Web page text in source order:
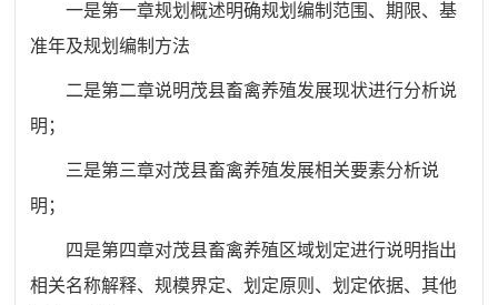
一是第一章规划概述明确规划编制范围、期限、基
准年及规划编制方法
二是第二章说明茂县畜禽养殖发展现状进行分析说
明；
三是第三章对茂县畜禽养殖发展相关要素分析说
明；
四是第四章对茂县畜禽养殖区域划定进行说明指出
相关名称解释、规模界定、划定原则、划定依据、其他